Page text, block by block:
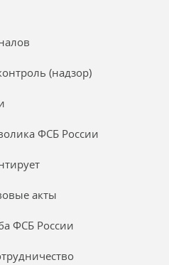
(надзор)
ФСБ России
акты
ФСБ России